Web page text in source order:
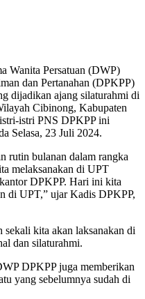
Wanita Persatuan (DWP)
dan Pertanahan (DPKPP)
dijadikan ajang silaturahmi di
Cibinong, Kabupaten
istri PNS DPKPP ini
Selasa, 23 Juli 2024.
rutin bulanan dalam rangka
melaksanakan di UPT
DPKPP. Hari ini kita
di UPT,” ujar Kadis DPKPP,
kita akan laksanakan di
dan silaturahmi.
DPKPP juga memberikan
yang sebelumnya sudah di